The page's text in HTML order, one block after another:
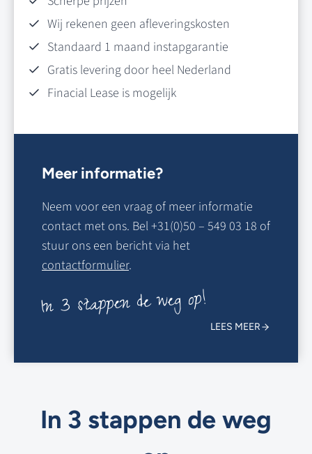
Wij rekenen geen afleveringskosten
Standaard 1 maand instapgarantie
Gratis levering door heel Nederland
Finacial Lease is mogelijk
Meer informatie?
Neem voor een vraag of meer informatie
contact met ons. Bel +31(0)50 – 549 03 18 of
stuur ons een bericht via het
contactformulier.
In 3 stappen de weg op!
LEES MEER
In 3 stappen de weg